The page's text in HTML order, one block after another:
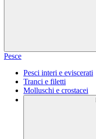
Pesce
Pesci interi e eviscerati
Tranci e filetti
Molluschi e crostacei